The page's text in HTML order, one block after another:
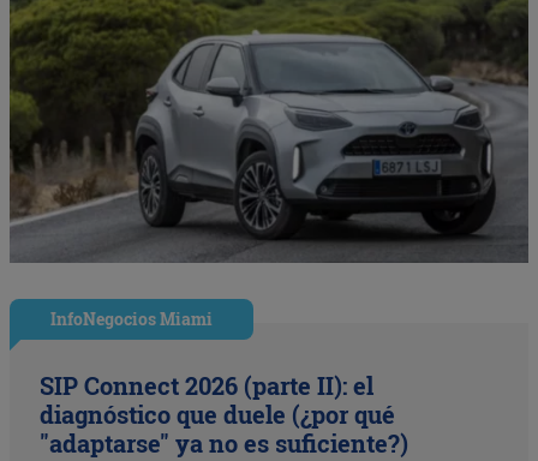
InfoNegocios Miami
SIP Connect 2026 (parte II): el
diagnóstico que duele (¿por qué
"adaptarse" ya no es suficiente?)